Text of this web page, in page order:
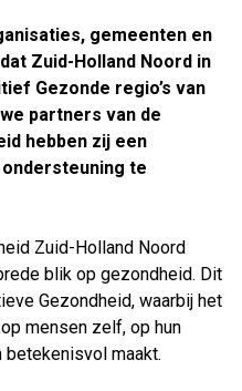
gemeenten en
Zuid-Holland Noord in
Gezonde regio’s van
partners van de
hebben zij een
te
Zuid-Holland Noord
blik op gezondheid. Dit
Gezondheid, waarbij het
mensen zelf, op hun
betekenisvol maakt.